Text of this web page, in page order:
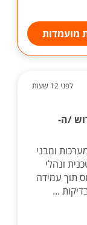
מועמדות
לפני 12 שעות
/ה-
ומבני
ונהלי
תוך עמידה
...